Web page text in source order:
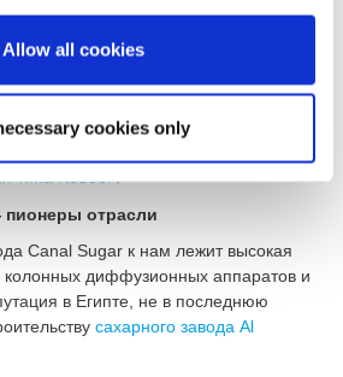
Allow all cookies
cookies only
производительности и
испарительные вакуум-
аппараты периодического действия
типа K3300F.
пионеры отрасли
Canal Sugar к нам лежит высокая
диффузионных аппаратов и
в Египте, не в последнюю
сахарного завода Al